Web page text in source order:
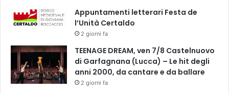
Appuntamenti letterari Festa de
l’Unità Certaldo
2 giorni fa
TEENAGE DREAM, ven 7/8 Castelnuovo
di Garfagnana (Lucca) – Le hit degli
anni 2000, da cantare e da ballare
2 giorni fa